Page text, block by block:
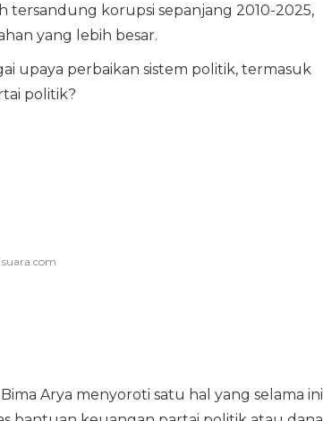
tersandung korupsi sepanjang 2010-2025,
yang lebih besar.
upaya perbaikan sistem politik, termasuk
politik?
Arya menyoroti satu hal yang selama ini